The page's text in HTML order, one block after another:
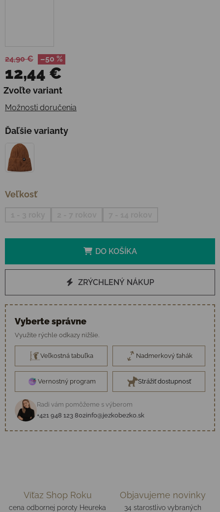
24,90 € –50 %
12,44 €
Jednotková cena:
Zvoľte variant
Možnosti doručenia
Ďaľšie varianty
Veľkosť
DO KOŠÍKA
ZRÝCHLENÝ NÁKUP
Vyberte správne
Využite rýchle odkazy nižšie.
Veľkostná tabuľka Nadmerkový ťahák
Vernostný program Strážiť dostupnosť
Radi vám pomôžeme s výberom
+421 948 123 802info@jezkobezko.sk
Víťaz Shop Roku
cena odbornej poroty Heureka
Objavujeme novinky
34 starostlivo vybraných